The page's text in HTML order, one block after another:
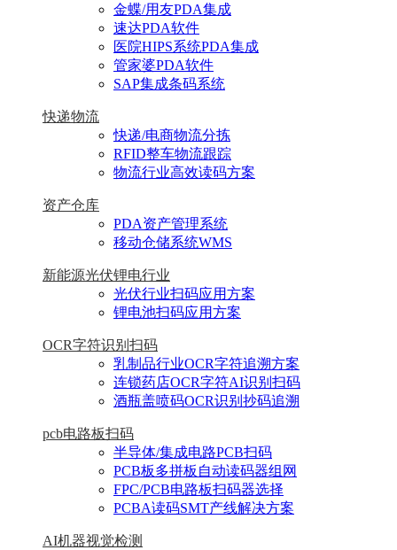
金蝶/用友PDA集成
速达PDA软件
医院HIPS系统PDA集成
管家婆PDA软件
SAP集成条码系统
快递物流
快递/电商物流分拣
RFID整车物流跟踪
物流行业高效读码方案
资产仓库
PDA资产管理系统
移动仓储系统WMS
新能源光伏锂电行业
光伏行业扫码应用方案
锂电池扫码应用方案
OCR字符识别扫码
乳制品行业OCR字符追溯方案
连锁药店OCR字符AI识别扫码
酒瓶盖喷码OCR识别抄码追溯
pcb电路板扫码
半导体/集成电路PCB扫码
PCB板多拼板自动读码器组网
FPC/PCB电路板扫码器选择
PCBA读码SMT产线解决方案
AI机器视觉检测